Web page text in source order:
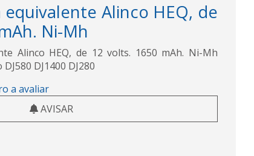
equivalente Alinco HEQ, de
Ni-Mh
Alinco HEQ, de 12 volts. 1650 mAh. Ni-Mh
DJ1400 DJ280
a avaliar
AVISAR